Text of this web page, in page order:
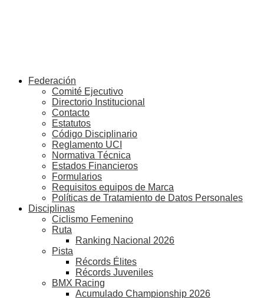
Federación
Comité Ejecutivo
Directorio Institucional
Contacto
Estatutos
Código Disciplinario
Reglamento UCI
Normativa Técnica
Estados Financieros
Formularios
Requisitos equipos de Marca
Políticas de Tratamiento de Datos Personales
Disciplinas
Ciclismo Femenino
Ruta
Ranking Nacional 2026
Pista
Récords Élites
Récords Juveniles
BMX Racing
Acumulado Championship 2026